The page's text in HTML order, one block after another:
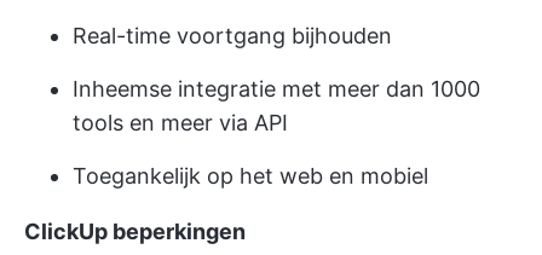
Real-time voortgang bijhouden
Inheemse integratie met meer dan 1000
tools en meer via API
Toegankelijk op het web en mobiel
ClickUp beperkingen